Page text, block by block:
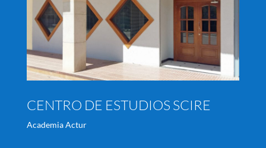
CENTRO DE ESTUDIOS SCIRE
Academia Actur